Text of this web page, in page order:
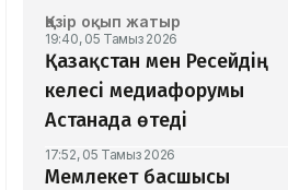
Қазір оқып жатыр
19:40, 05 Тамыз 2026
Қазақстан мен Ресейдің
келесі медиафорумы
Астанада өтеді
17:52, 05 Тамыз 2026
Мемлекет басшысы